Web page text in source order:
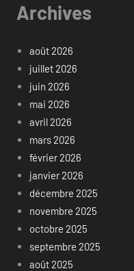
Archives
août 2026
juillet 2026
juin 2026
mai 2026
avril 2026
mars 2026
février 2026
janvier 2026
décembre 2025
novembre 2025
octobre 2025
septembre 2025
août 2025